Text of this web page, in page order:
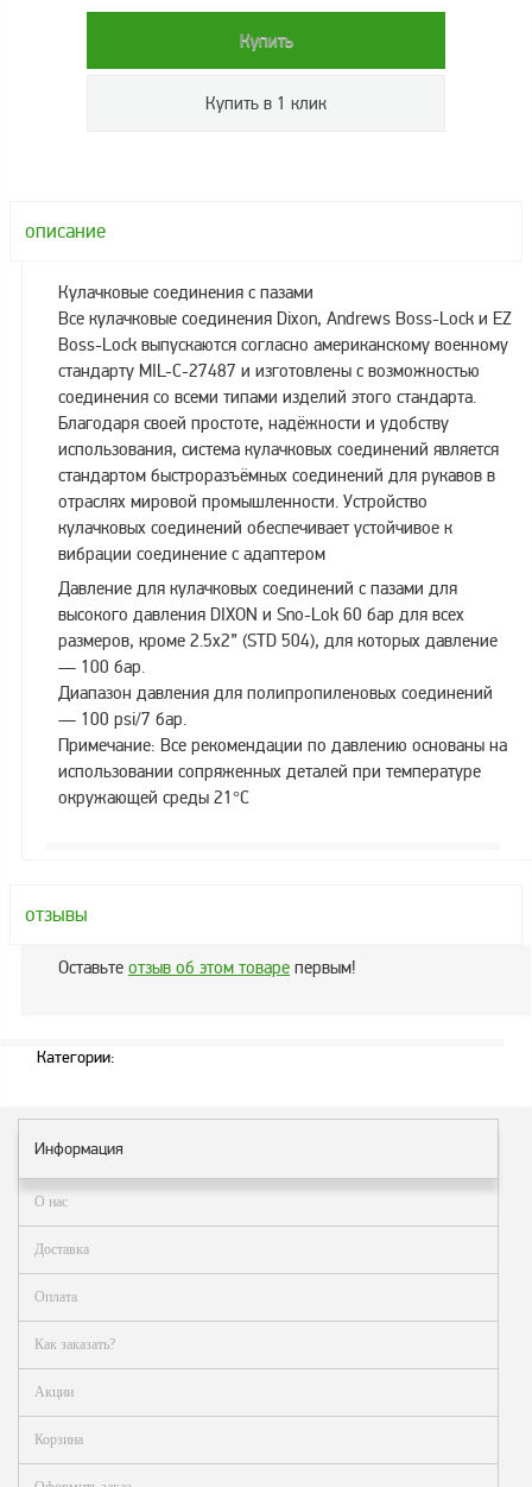
техпластина МБС
Продукция НПП
Газоаналитическое
оборудование
Эксплуатационное
оборудование
Аналоги запасных
частей из Артамида
ОБОРУДОВАНИЕ
БЕНЗОВОЗОВ И
МИНИ АЗС
ОБОРУДОВАНИЕ
АГЗС, ГНС
компании
Услуги
Новости
заказ?
Доставка
Гарантия
возврат
Вакансии
описание
Кулачковые соединения с пазами
Все кулачковые соединения Dixon, Andrews Boss-Lock и EZ
Boss-Lock выпускаются согласно американскому военному
стандарту МIL-С-27487 и изготовлены с возможностью
соединения со всеми типами изделий этого стандарта.
Благодаря своей простоте, надёжности и удобству
использования, система кулачковых соединений является
стандартом быстроразъёмных соединений для рукавов в
отраслях мировой промышленности. Устройство
кулачковых соединений обеспечивает устойчивое к
вибрации соединение с адаптером
Давление для кулачковых соединений с пазами для
высокого давления DIXON и Sno-Lok 60 бар для всех
размеров, кроме 2.5х2” (STD 504), для которых давление
— 100 бар.
Диапазон давления для полипропиленовых соединений
— 100 psi/7 бар.
Примечание: Все рекомендации по давлению основаны на
использовании сопряженных деталей при температуре
окружающей среды 21°С
отзывы
Оставьте отзыв об этом товаре первым!
Категории:
Информация
О нас
Доставка
Оплата
Как заказать?
Акции
Корзина